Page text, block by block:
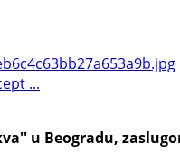
...
u Beogradu,